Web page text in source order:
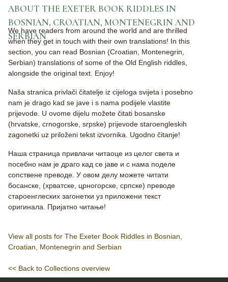
ABOUT THE EXETER BOOK RIDDLES IN
BOSNIAN, CROATIAN, MONTENEGRIN AND
SERBIAN
We have readers from around the world and are thrilled
when they get in touch with their own translations! In this
section, you can read Bosnian (Croatian, Montenegrin,
Serbian) translations of some of the Old English riddles,
alongside the original text. Enjoy!
Naša stranica privlači čitatelje iz cijeloga svijeta i posebno
nam je drago kad se jave i s nama podijele vlastite
prijevode. U ovome dijelu možete čitati bosanske
(hrvatske, crnogorske, srpske) prijevode staroengleskih
zagonetki uz priloženi tekst izvornika. Ugodno čitanje!
Наша страница привлачи читаоце из целог света и
посебно нам је драго кад се јаве и с нама поделе
сопствене преводе. У овом делу можете читати
босанске, (хрватске, црногорске, српске) преводе
староенглеских загонетки уз приложени текст
оригинала. Пријатно читање!
View all posts for The Exeter Book Riddles in Bosnian,
Croatian, Montenegrin and Serbian
<< Back to Collections overview